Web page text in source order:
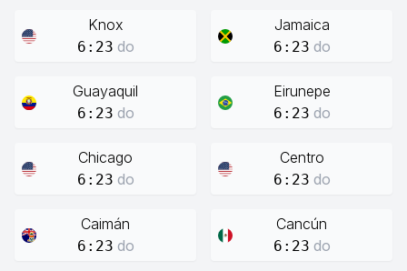
Knox
6:23 do
Jamaica
6:23 do
Guayaquil
6:23 do
Eirunepe
6:23 do
Chicago
6:23 do
Centro
6:23 do
Caimán
6:23 do
Cancún
6:23 do